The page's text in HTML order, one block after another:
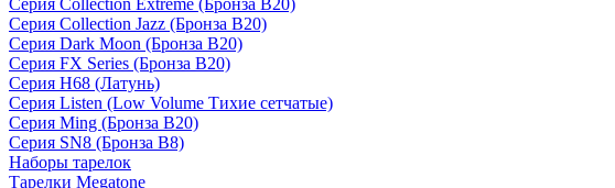
Серия Collection Extreme (Бронза B20)
Серия Collection Jazz (Бронза B20)
Серия Dark Moon (Бронза B20)
Серия FX Series (Бронза B20)
Серия H68 (Латунь)
Серия Listen (Low Volume Тихие сетчатые)
Серия Ming (Бронза B20)
Серия SN8 (Бронза B8)
Наборы тарелок
Тарелки Megatone